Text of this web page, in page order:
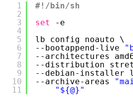
1
2
3
4
5
6
7
8
9
10
11
#!/bin/sh
set
-e
lb config noauto \
--bootappend-live
--architectures
--distribution
--debian-installer
--archive-areas
"${@}"